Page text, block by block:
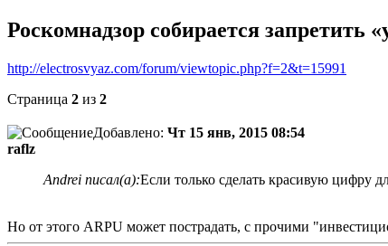
Роскомнадзор собирается запретить
http://electrosvyaz.com/forum/viewtopic.php?f=2&t=15991
Страница 2 из 2
Добавлено: Чт 15 янв, 2015 08:54
raflz
Andrei писал(а):Если только сделать красивую цифру
Но от этого ARPU может пострадать, с прочими